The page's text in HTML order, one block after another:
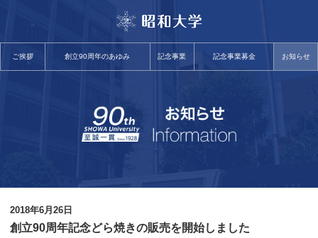
ご挨拶 創立90周年のあゆみ 記念事業 記念事業募金 お知らせ
2018年6月26日
創立90周年記念どら焼きの販売を開始しました